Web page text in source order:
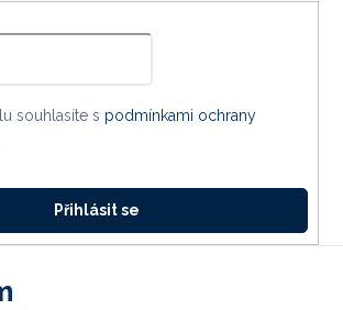
souhlasíte s podmínkami ochrany
Přihlásit se